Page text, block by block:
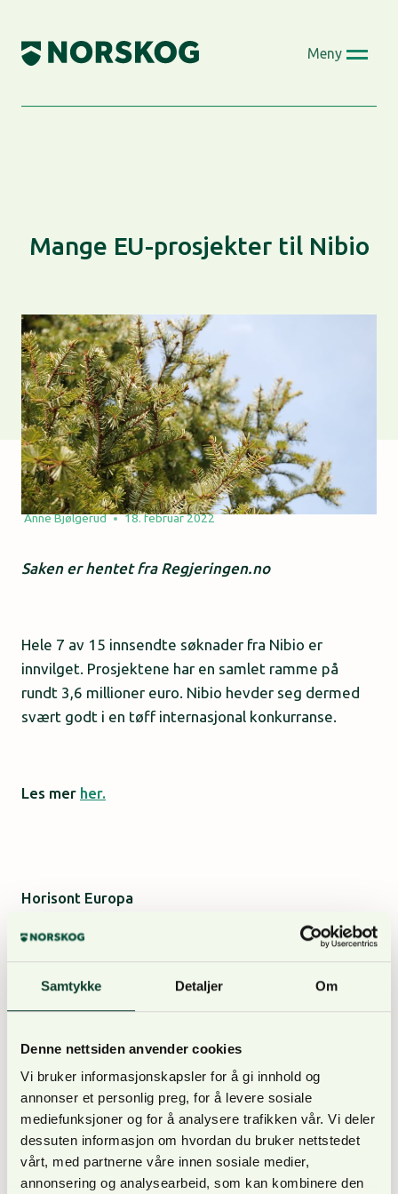
Samtykke Detaljer Om
Denne nettsiden anvender cookies
Vi bruker informasjonskapsler for å gi innhold og
annonser et personlig preg, for å levere sosiale
mediefunksjoner og for å analysere trafikken vår. Vi deler
dessuten informasjon om hvordan du bruker nettstedet
vårt, med partnerne våre innen sosiale medier,
annonsering og analysearbeid, som kan kombinere den
content
Meny
Mange EU-prosjekter til Nibio
Anne Bjølgerud 18. februar 2022
Saken er hentet fra Regjeringen.no
Hele 7 av 15 innsendte søknader fra Nibio er
innvilget. Prosjektene har en samlet ramme på
rundt 3,6 millioner euro. Nibio hevder seg dermed
svært godt i en tøff internasjonal konkurranse.
Les mer her.
Horisont Europa
Horisont Europa er et sjuårig rammeprogram for
verdens største forsknings- og innovasjonsprogram
35 prosent av budsjettet skal gå til klimaformål for å
oppnå grønn omstilling og
bærekraftig verdiskaping for bedrifter,
forskningsinstitusjoner og offentlig forvaltning.
Programmet er det niende i rekken av EUs
forsknings- og innovasjonsprogrammer og overtok
etter Horisont 2020.